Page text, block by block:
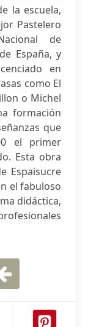
la escuela,
Pastelero
de
España, y
en
como El
o Michel
formación
que
el primer
Esta obra
Espaisucre
el fabuloso
didáctica,